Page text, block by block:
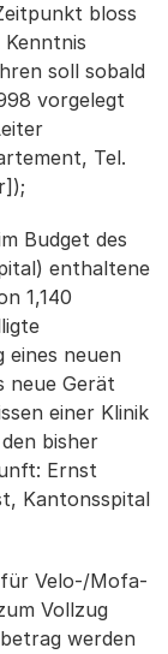
bloss
soll sobald
vorgelegt
Tel.
Budget des
enthaltene
1,140
neuen
neue Gerät
einer Klinik
bisher
Ernst
Kantonsspital
für Velo-/Mofa-
Vollzug
werden